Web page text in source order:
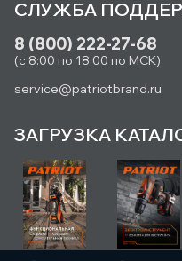
СЛУЖБА
8 (800) 222-27-68
(с 8:00 по 18:00 по МСК)
service@patriotbrand.ru
ЗАГРУЗКА